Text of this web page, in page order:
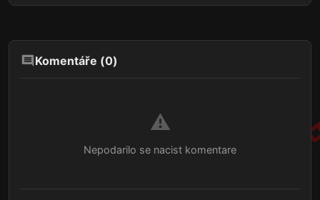
Komentáře (0)
⚠️
Nepodarilo se nacist komentare